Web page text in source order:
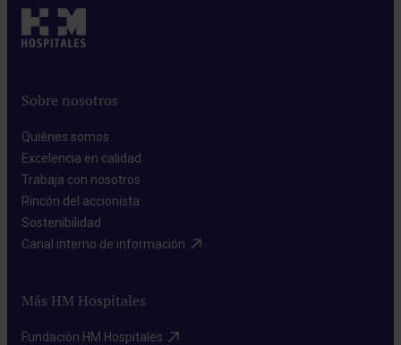
Sobre nosotros
Quiénes somos​
Excelencia en calidad​
Trabaja con nosotros​
Rincón del accionista​
Sostenibilidad​
Canal interno de información​
Más HM Hospitales
Fundación HM Hospitales​